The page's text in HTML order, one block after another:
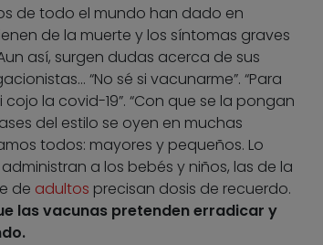
de todo el mundo han dado en
de la muerte y los síntomas graves
así, surgen dudas acerca de sus
“No sé si vacunarme”. “Para
la covid-19”. “Con que se la pongan
del estilo se oyen en muchas
todos: mayores y pequeños. Lo
a los bebés y niños, las de la
de adultos precisan dosis de recuerdo.
las vacunas pretenden erradicar y